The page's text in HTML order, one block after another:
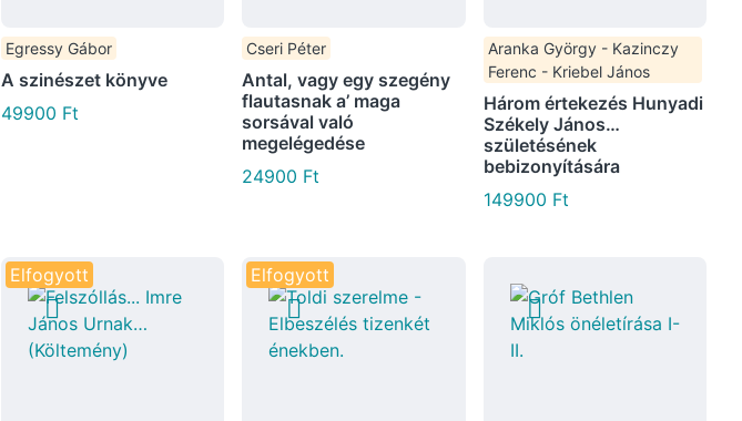
Egressy Gábor
A szinészet könyve
49900 Ft
Cseri Péter
Antal, vagy egy szegény
flautasnak a’ maga
sorsával való
megelégedése
24900 Ft
Aranka György - Kazinczy
Ferenc - Kriebel János
Három értekezés Hunyadi
Székely János…
születésének
bebizonyítására
149900 Ft
Elfogyott Elfogyott